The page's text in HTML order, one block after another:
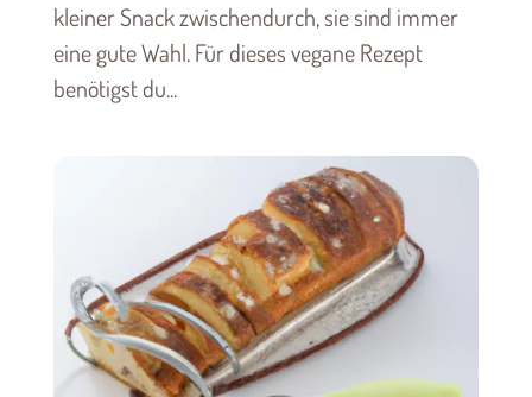
kleiner Snack zwischendurch, sie sind immer
eine gute Wahl. Für dieses vegane Rezept
benötigst du...